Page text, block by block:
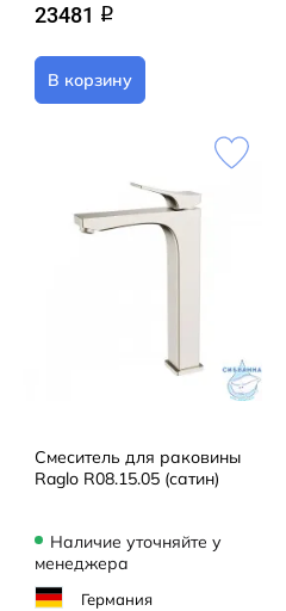
23481 q
В корзину
Смеситель для раковины
Raglo R08.15.05 (сатин)
Наличие уточняйте у
менеджера
Германия